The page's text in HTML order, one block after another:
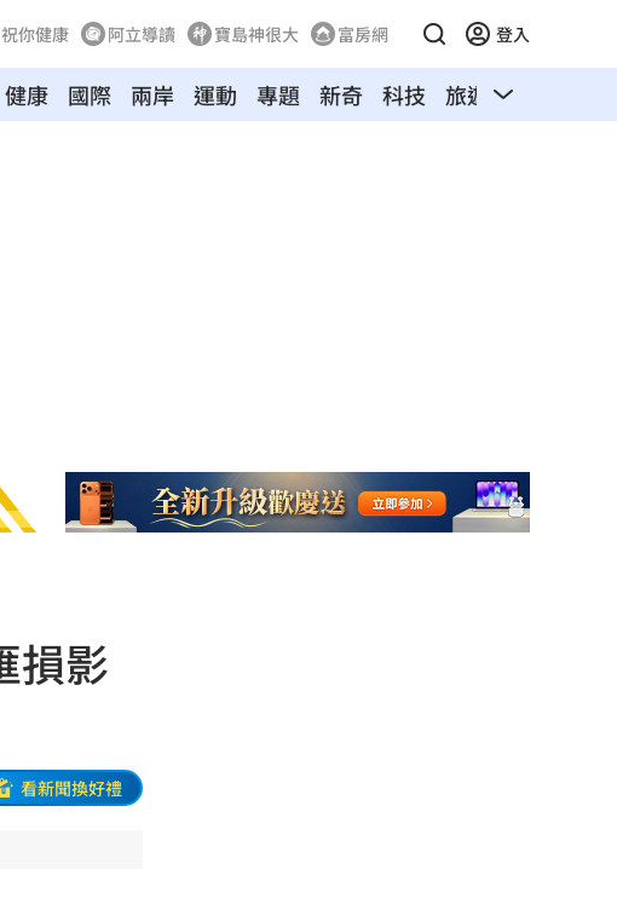
祝你健康 阿立導讀 寶島神很大 富房網 登入
健康 國際 兩岸 運動 專題 新奇 科技 旅遊 汽車
損影
看新聞換好禮